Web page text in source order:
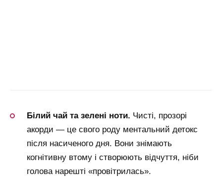
Білий чай та зелені ноти. Чисті, прозорі
акорди — це свого роду ментальний детокс
після насиченого дня. Вони знімають
когнітивну втому і створюють відчуття, ніби
голова нарешті «провітрилась».